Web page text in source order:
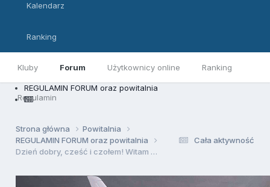
Kluby Forum Użytkownicy online Ranking
Regulamin
Kalendarz
Ranking
REGULAMIN FORUM oraz powitalnia
Cała aktywność
Strona główna
Powitalnia
REGULAMIN FORUM oraz powitalnia
Dzień dobry, cześć i czołem! Witam Forumowiczów pfmrc.